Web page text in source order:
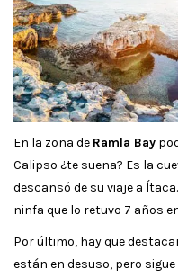
En la zona de Ramla Bay
Calipso ¿te suena? Es la
descansó de su viaje a
ninfa que lo retuvo 7 años
Por último, hay que
están en desuso, pero